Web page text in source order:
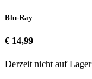
Blu-Ray
€ 14,99
Derzeit nicht auf Lager